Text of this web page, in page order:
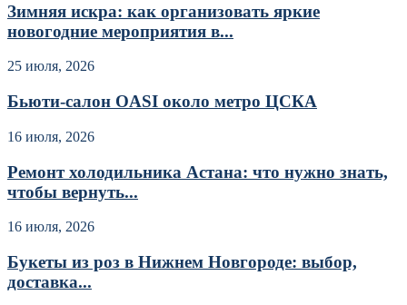
Зимняя искра: как организовать яркие
новогодние мероприятия в...
25 июля, 2026
Бьюти-салон OASI около метро ЦСКА
16 июля, 2026
Ремонт холодильника Астана: что нужно знать,
чтобы вернуть...
16 июля, 2026
Букеты из роз в Нижнем Новгороде: выбор,
доставка...